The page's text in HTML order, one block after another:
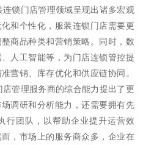
锁门店管理领域呈现出诸多宏观
和个性化，服装连锁门店需要更
商品种类和营销策略。同时，数
人工智能等，为门店连锁管控提
营销、库存优化和供应链协同。
管理服务商的综合能力提出了更
调研和分析能力，还需要拥有先
行团队，以帮助企业提升运营效
，市场上的服务商众多，企业在